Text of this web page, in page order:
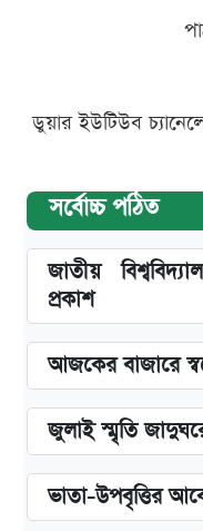
ডুয়ার ইউটিউব
সর্বোচ্চ পঠিত
জাতীয়
প্রকাশ
আজকের বাজারে
জুলাই স্মৃতি
ভাতা-উপবৃত্তির